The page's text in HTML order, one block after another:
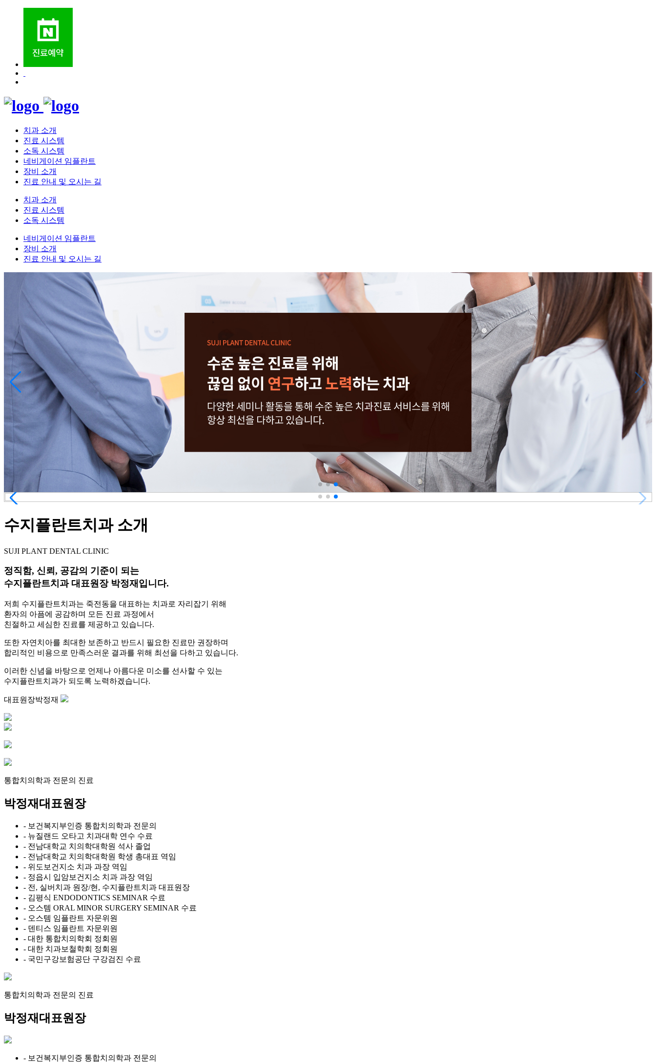
치과 소개
진료 시스템
소독 시스템
네비게이션 임플란트
장비 소개
진료 안내 및 오시는 길
치과 소개
진료 시스템
소독 시스템
네비게이션 임플란트
장비 소개
진료 안내 및 오시는 길
수지플란트치과 소개
SUJI PLANT DENTAL CLINIC
정직함, 신뢰, 공감의 기준이 되는
수지플란트치과 대표원장 박정재 입니다.
저희 수지플란트치과는 죽전동을 대표하는 치과로 자리잡기 위해
환자의 아픔에 공감하며 모든 진료 과정에서
친절하고 세심한 진료를 제공하고 있습니다.
또한 자연치아를 최대한 보존하고 반드시 필요한 진료만 권장하며
합리적인 비용으로 만족스러운 결과를 위해 최선을 다하고 있습니다.
이러한 신념을 바탕으로 언제나 아름다운 미소를 선사할 수 있는
수지플란트치과가 되도록 노력하겠습니다.
대표원장박정재
통합치의학과 전문의 진료
박정재 대표원장
- 보건복지부인증 통합치의학과 전문의
- 뉴질랜드 오타고 치과대학 연수 수료
- 전남대학교 치의학대학원 석사 졸업
- 전남대학교 치의학대학원 학생 총대표 역임
- 위도보건지소 치과 과장 역임
- 정읍시 입암보건지소 치과 과장 역임
- 전, 실버치과 원장/현, 수지플란트치과 대표원장
- 김평식 ENDODONTICS SEMINAR 수료
- 오스템 ORAL MINOR SURGERY SEMINAR 수료
- 오스템 임플란트 자문위원
- 덴티스 임플란트 자문위원
- 대한 통합치의학회 정회원
- 대한 치과보철학회 정회원
- 국민구강보험공단 구강검진 수료
통합치의학과 전문의 진료
박정재 대표원장
- 보건복지부인증 통합치의학과 전문의